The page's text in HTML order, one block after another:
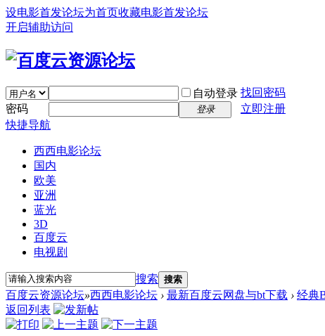
设电影首发论坛为首页收藏电影首发论坛
开启辅助访问
自动登录 找回密码
密码
登录
立即注册
快捷导航
西西电影论坛
国内
欧美
亚洲
蓝光
3D
百度云
电视剧
搜索 搜索
百度云资源论坛»西西电影论坛 › 最新百度云网盘与bt下载 › 经典
返回列表